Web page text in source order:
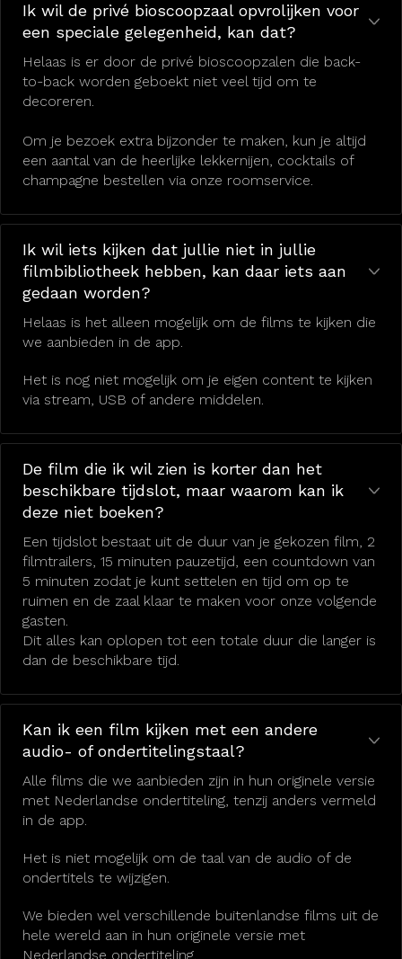
Ik wil de privé bioscoopzaal opvrolijken voor
een speciale gelegenheid, kan dat?
Helaas is er door de privé bioscoopzalen die back-
to-back worden geboekt niet veel tijd om te
decoreren.
Om je bezoek extra bijzonder te maken, kun je altijd
een aantal van de heerlijke lekkernijen, cocktails of
champagne bestellen via onze roomservice.
Ik wil iets kijken dat jullie niet in jullie
filmbibliotheek hebben, kan daar iets aan
gedaan worden?
Helaas is het alleen mogelijk om de films te kijken die
we aanbieden in de app.
Het is nog niet mogelijk om je eigen content te kijken
via stream, USB of andere middelen.
De film die ik wil zien is korter dan het
beschikbare tijdslot, maar waarom kan ik
deze niet boeken?
Een tijdslot bestaat uit de duur van je gekozen film, 2
filmtrailers, 15 minuten pauzetijd, een countdown van
5 minuten zodat je kunt settelen en tijd om op te
ruimen en de zaal klaar te maken voor onze volgende
gasten.
Dit alles kan oplopen tot een totale duur die langer is
dan de beschikbare tijd.
Kan ik een film kijken met een andere
audio- of ondertitelingstaal?
Alle films die we aanbieden zijn in hun originele versie
met Nederlandse ondertiteling, tenzij anders vermeld
in de app.
Het is niet mogelijk om de taal van de audio of de
ondertitels te wijzigen.
We bieden wel verschillende buitenlandse films uit de
hele wereld aan in hun originele versie met
Nederlandse ondertiteling.